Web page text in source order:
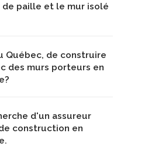
de paille et le mur isolé
Québec, de construire
des murs porteurs en
d'un assureur
construction en